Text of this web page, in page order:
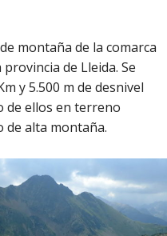
montaña de la comarca
de Lleida. Se
y 5.500 m de desnivel
de ellos en terreno
de alta montaña.